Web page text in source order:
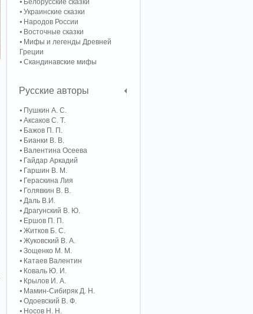
Белорусские сказки
Украинские сказки
Народов России
Восточные сказки
Мифы и легенды Древней
Греции
Скандинавские мифы
Русские авторы
Пушкин А. С.
Аксаков С. Т.
Бажов П. П.
Бианки В. В.
Валентина Осеева
Гайдар Аркадий
Гаршин В. М.
Гераскина Лия
Голявкин В. В.
Даль В.И.
Драгунский В. Ю.
Ершов П. П.
Житков Б. С.
Жуковский В. А.
Зощенко М. М.
Катаев Валентин
Коваль Ю. И.
Крылов И. А.
Мамин-Сибиряк Д. Н.
Одоевский В. Ф.
Носов Н. Н.